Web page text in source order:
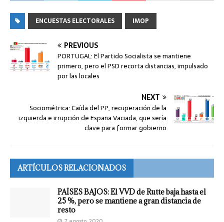
ENCUESTAS ELECTORALES IMOP
PREVIOUS
PORTUGAL: El Partido Socialista se mantiene
primero, pero el PSD recorta distancias, impulsado
por las locales
NEXT
Sociométrica: Caída del PP, recuperación de la
izquierda e irrupción de España Vaciada, que sería
clave para formar gobierno
ARTÍCULOS RELACIONADOS
PAÍSES BAJOS: El VVD de Rutte baja hasta el
25 %, pero se mantiene a gran distancia de
resto